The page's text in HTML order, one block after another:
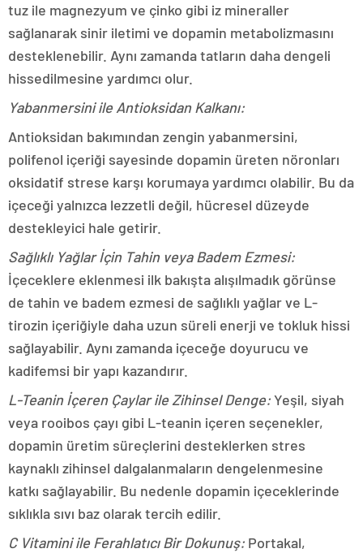
tuz ile magnezyum ve çinko gibi iz mineraller
sağlanarak sinir iletimi ve dopamin metabolizmasını
desteklenebilir. Aynı zamanda tatların daha dengeli
hissedilmesine yardımcı olur.
Yabanmersini ile Antioksidan Kalkanı:
Antioksidan bakımından zengin yabanmersini,
polifenol içeriği sayesinde dopamin üreten nöronları
oksidatif strese karşı korumaya yardımcı olabilir. Bu da
içeceği yalnızca lezzetli değil, hücresel düzeyde
destekleyici hale getirir.
Sağlıklı Yağlar İçin Tahin veya Badem Ezmesi:
İçeceklere eklenmesi ilk bakışta alışılmadık görünse
de tahin ve badem ezmesi de sağlıklı yağlar ve L-
tirozin içeriğiyle daha uzun süreli enerji ve tokluk hissi
sağlayabilir. Aynı zamanda içeceğe doyurucu ve
kadifemsi bir yapı kazandırır.
L-Teanin İçeren Çaylar ile Zihinsel Denge:Yeşil, siyah
veya rooibos çayı gibi L-teanin içeren seçenekler,
dopamin üretim süreçlerini desteklerken stres
kaynaklı zihinsel dalgalanmaların dengelenmesine
katkı sağlayabilir. Bu nedenle dopamin içeceklerinde
sıklıkla sıvı baz olarak tercih edilir.
C Vitamini ile Ferahlatıcı Bir Dokunuş: Portakal,